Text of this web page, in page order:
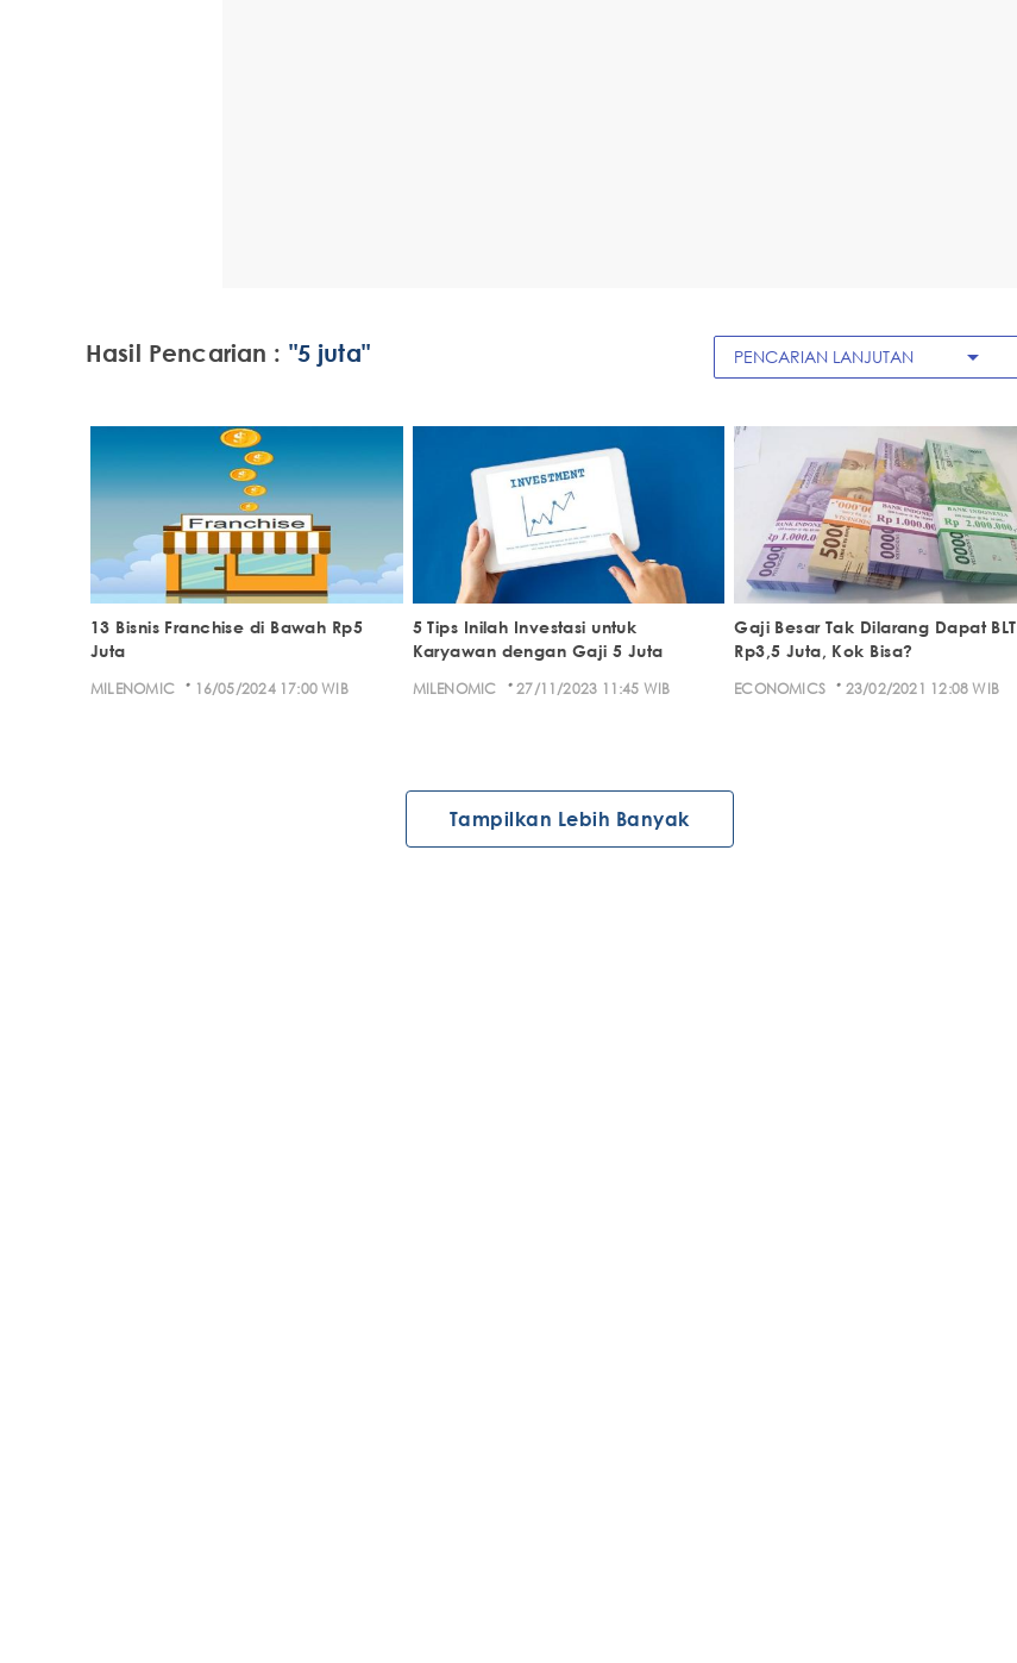
Hasil Pencarian : "5 juta" PENCARIAN LANJUTAN arrow_drop_down
13 Bisnis Franchise di Bawah Rp5
Juta
MILENOMIC · 16/05/2024 17:00 WIB
5 Tips Inilah Investasi untuk
Karyawan dengan Gaji 5 Juta
MILENOMIC · 27/11/2023 11:45 WIB
Gaji Besar Tak Dilarang Dapat BLT
Rp3,5 Juta, Kok Bisa?
ECONOMICS · 23/02/2021 12:08 WIB
Tampilkan Lebih Banyak